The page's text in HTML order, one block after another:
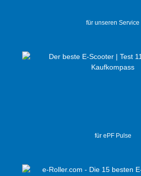
für unseren Service
für ePF Pulse